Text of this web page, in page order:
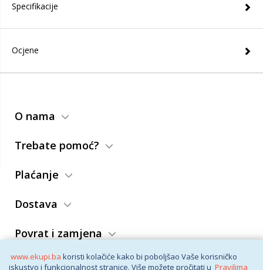
www.ekupi.ba koristi kolačiće kako bi poboljšao Vaše korisničko
iskustvo i funkcionalnost stranice. Više možete pročitati u Pravilima
Specifikacije
Ocjene
O nama
Trebate pomoć?
Plaćanje
Dostava
Povrat i zamjena
Opći uslovi